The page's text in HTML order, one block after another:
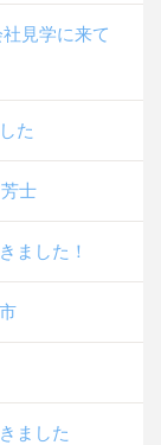
見学に来て
た
士
ました！
ました